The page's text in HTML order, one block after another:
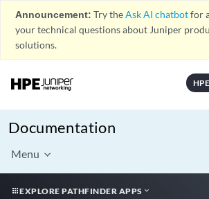
Announcement: Try theAsk AI chatbotfor
your technical questions about Juniper
solutions.
Documentation
Menu
EXPLORE PATHFINDER APPS